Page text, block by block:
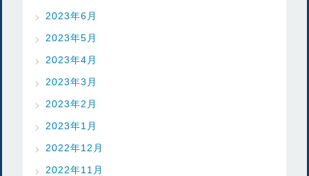
2023年6月
2023年5月
2023年4月
2023年3月
2023年2月
2023年1月
2022年12月
2022年11月